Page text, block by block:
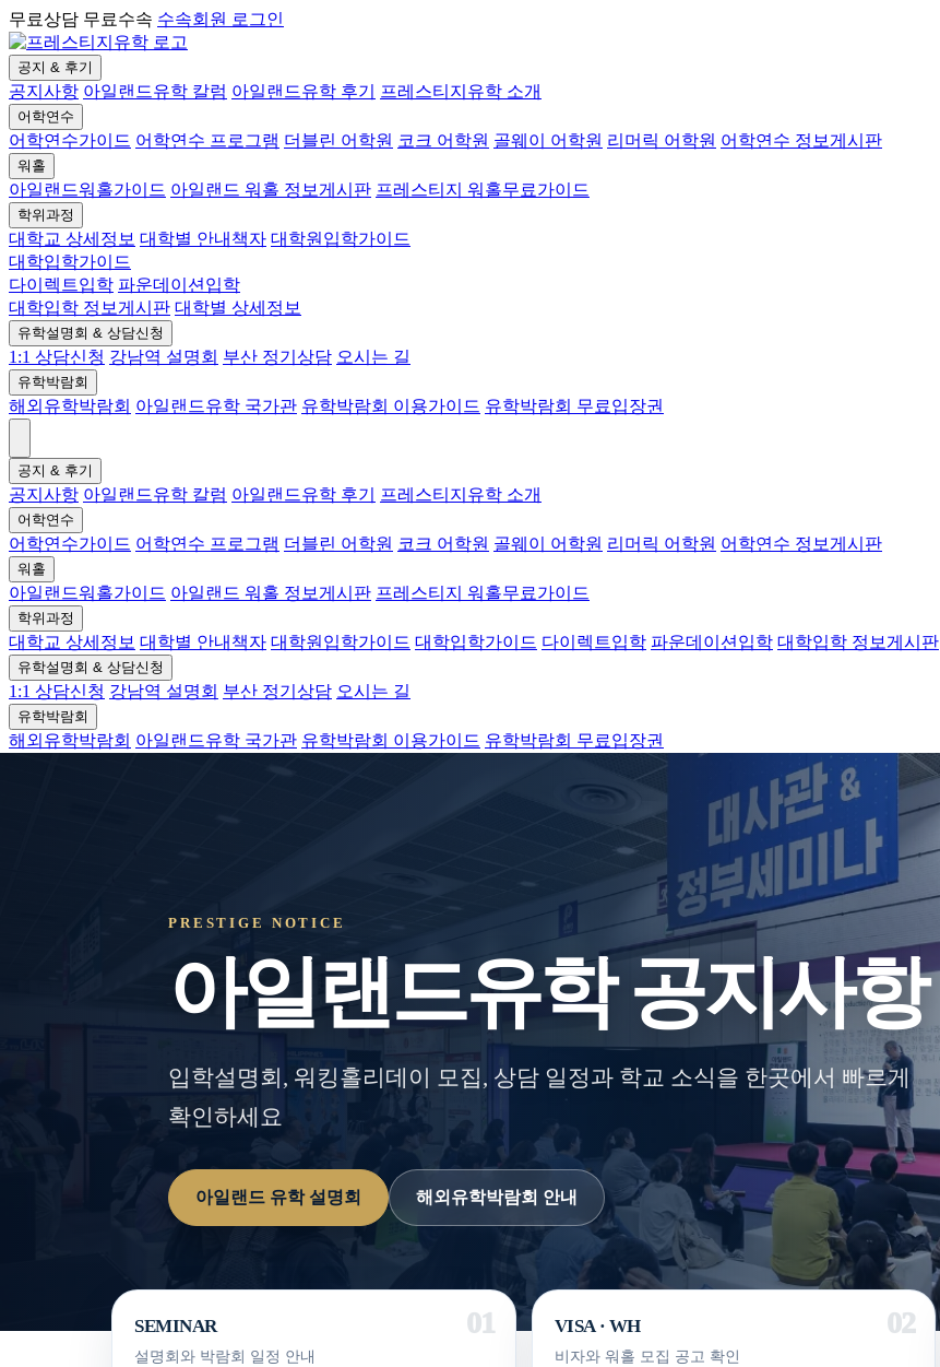
무료상담 무료수속 수속회원 로그인
공지 & 후기
공지사항 아일랜드유학 칼럼 아일랜드유학 후기 프레스티지유학 소개
어학연수
어학연수가이드 어학연수 프로그램 더블린 어학원 코크 어학원 골웨이 어학원 리머릭 어학원 어학연수 정보게시판
워홀
아일랜드워홀가이드 아일랜드 워홀 정보게시판 프레스티지 워홀무료가이드
학위과정
대학교 상세정보 대학별 안내책자 대학원입학가이드
대학입학가이드
다이렉트입학 파운데이션입학
대학입학 정보게시판 대학별 상세정보
유학설명회 & 상담신청
1:1 상담신청 강남역 설명회 부산 정기상담 오시는 길
유학박람회
해외유학박람회 아일랜드유학 국가관 유학박람회 이용가이드 유학박람회 무료입장권
공지 & 후기
공지사항 아일랜드유학 칼럼 아일랜드유학 후기 프레스티지유학 소개
어학연수
어학연수가이드 어학연수 프로그램 더블린 어학원 코크 어학원 골웨이 어학원 리머릭 어학원 어학연수 정보게시판
워홀
아일랜드워홀가이드 아일랜드 워홀 정보게시판 프레스티지 워홀무료가이드
학위과정
대학교 상세정보 대학별 안내책자 대학원입학가이드 대학입학가이드 다이렉트입학 파운데이션입학 대학입학 정보게시판
유학설명회 & 상담신청
1:1 상담신청 강남역 설명회 부산 정기상담 오시는 길
유학박람회
해외유학박람회 아일랜드유학 국가관 유학박람회 이용가이드 유학박람회 무료입장권
PRESTIGE NOTICE
아일랜드유학 공지사항
입학설명회, 워킹홀리데이 모집, 상담 일정과 학교 소식을 한곳에서 빠르게
확인하세요
아일랜드 유학 설명회 해외유학박람회 안내
SEMINAR
설명회와 박람회 일정 안내
VISA · WH
비자와 워홀 모집 공고 확인